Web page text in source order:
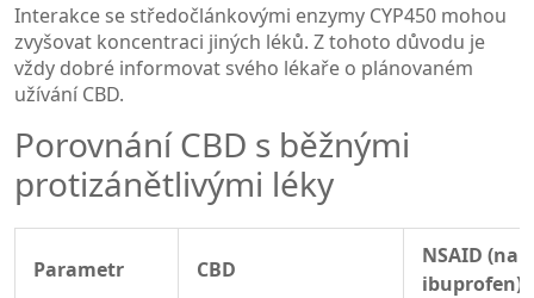
Interakce se středočlánkovými enzymy CYP450 mohou
zvyšovat koncentraci jiných léků. Z tohoto důvodu je
vždy dobré informovat svého lékaře o plánovaném
užívání CBD.
Porovnání CBD s běžnými
protizánětlivými léky
Parametr CBD
NSAID
ibuprofen)